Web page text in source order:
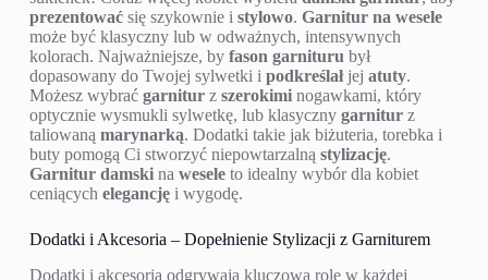
prezentowaćsię szykownie i stylowo. Garnitur na wesele
może być klasyczny lub w odważnych, intensywnych
kolorach. Najważniejsze, by fason garnituru był
dopasowany do Twojej sylwetki i podkreślałjej atuty.
Możesz wybrać garniturz szerokiminogawkami, który
optycznie wysmukli sylwetkę, lub klasyczny garniturz
taliowaną marynarką. Dodatki takie jak biżuteria, torebka i
buty pomogą Ci stworzyć niepowtarzalną stylizację.
Garnitur damskina weseleto idealny wybór dla kobiet
ceniących elegancjęi wygodę.
Dodatki i Akcesoria – Dopełnienie Stylizacji z Garniturem
Dodatki i akcesoria odgrywają kluczową rolę w każdej